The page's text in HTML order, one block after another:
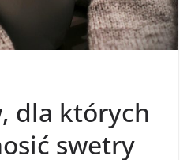
dla których
swetry